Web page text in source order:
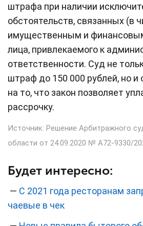
штрафа при наличии
обстоятельств, связанных (в
имущественным и
лица, привлекаемого к
ответственности. Суд не
штраф до 150 000 рублей, но и
на то, что закон позволяет
рассрочку.
Источник: Решение Арбитражного
области от 24.09.2020 № А72-9330/
Будет интересно:
— С 2021 года ресторанам
чаевые в чек